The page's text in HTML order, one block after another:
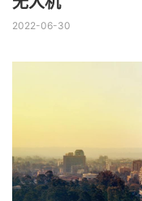
2022-06-30